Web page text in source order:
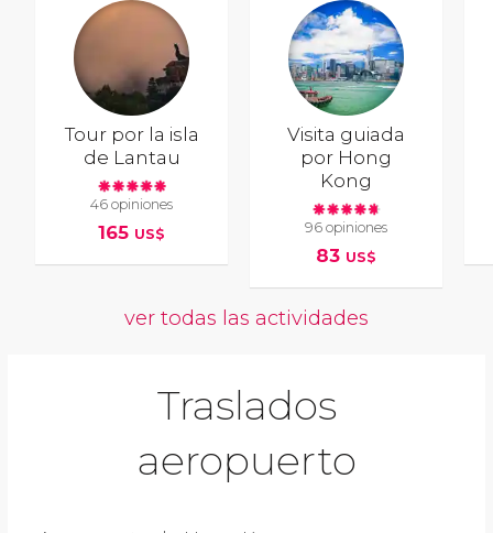
Tour por la isla
de Lantau
46 opiniones
165 US$
Visita guiada
por Hong
Kong
96 opiniones
83 US$
ver todas las actividades
Traslados
aeropuerto